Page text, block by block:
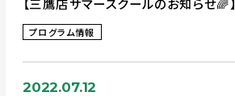
プログラム情報
2022.07.12